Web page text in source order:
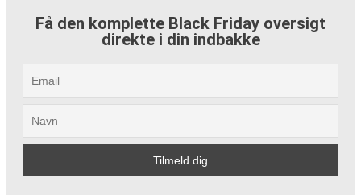
Få den komplette Black Friday oversigt
direkte i din indbakke